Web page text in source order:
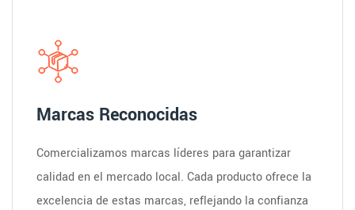
Marcas Reconocidas
Comercializamos marcas líderes para garantizar
calidad en el mercado local. Cada producto ofrece la
excelencia de estas marcas, reflejando la confianza